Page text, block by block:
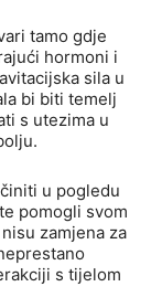
tamo gdje
hormoni i
sila u
bi biti temelj
s utezima u
u pogledu
pomogli svom
zamjena za
s tijelom